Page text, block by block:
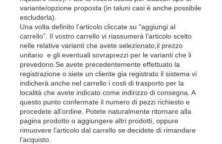
variante/opzione proposta (in taluni casi è anche possibile
escluderla).
Una volta definito l’articolo cliccate su “aggiungi al
carrello”. Il vostro carrello vi riassumerà l’articolo scelto
nelle relative varianti che avete selezionato,il prezzo
unitario e gli eventuali sovraprezzi per le varianti che li
prevedono.Se avete precedentemente effettuato la
registrazione o siete un cliente gia registrato il sistema vi
indicherà anche nel carrello i costi di trasporto per la
località che avete indicato come indirizzo di consegna. A
questo punto confermate il numero di pezzi richiesto e
procedete all’ordine. Potete naturalmente ritornare alla
pagina prodotto o aggiungere altri prodotti, oppure
rimuovere l’articolo dal carrello se decidete di rimandare
l’acquisto.